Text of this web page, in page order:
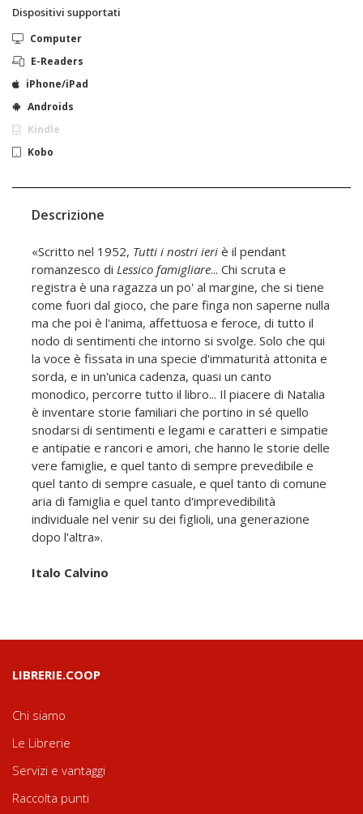
Dispositivi supportati
Computer
E-Readers
iPhone/iPad
Androids
Kindle
Kobo
Descrizione
«Scritto nel 1952, Tutti i nostri ieri è il pendant
romanzesco di Lessico famigliare... Chi scruta e
registra è una ragazza un po' al margine, che si tiene
come fuori dal gioco, che pare finga non saperne nulla
ma che poi è l'anima, affettuosa e feroce, di tutto il
nodo di sentimenti che intorno si svolge. Solo che qui
la voce è fissata in una specie d'immaturità attonita e
sorda, e in un'unica cadenza, quasi un canto
monodico, percorre tutto il libro... Il piacere di Natalia
è inventare storie familiari che portino in sé quello
snodarsi di sentimenti e legami e caratteri e simpatie
e antipatie e rancori e amori, che hanno le storie delle
vere famiglie, e quel tanto di sempre prevedibile e
quel tanto di sempre casuale, e quel tanto di comune
aria di famiglia e quel tanto d'imprevedibilità
individuale nel venir su dei figlioli, una generazione
dopo l'altra».
Italo Calvino
LIBRERIE.COOP
Chi siamo
Le Librerie
Servizi e vantaggi
Raccolta punti